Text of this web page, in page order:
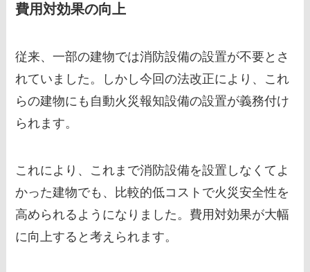
費用対効果の向上
従来、一部の建物では消防設備の設置が不要とさ
れていました。しかし今回の法改正により、これ
らの建物にも自動火災報知設備の設置が義務付け
られます。
これにより、これまで消防設備を設置しなくてよ
かった建物でも、比較的低コストで火災安全性を
高められるようになりました。費用対効果が大幅
に向上すると考えられます。